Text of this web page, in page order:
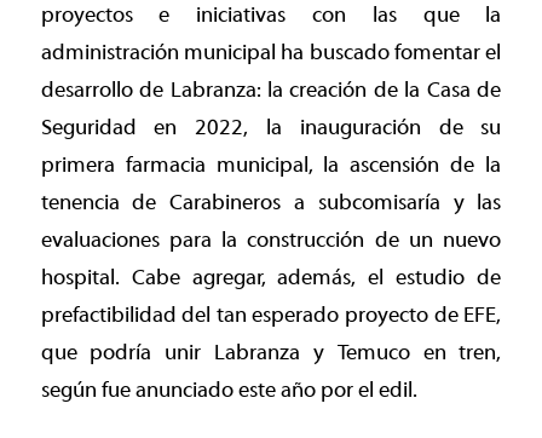
proyectos e iniciativas con las que la
administración municipal ha buscado fomentar el
desarrollo de Labranza: la creación de la Casa de
Seguridad en 2022, la inauguración de su
primera farmacia municipal, la ascensión de la
tenencia de Carabineros a subcomisaría y las
evaluaciones para la construcción de un nuevo
hospital. Cabe agregar, además, el estudio de
prefactibilidad del tan esperado proyecto de EFE,
que podría unir Labranza y Temuco en tren,
según fue anunciado este año por el edil.